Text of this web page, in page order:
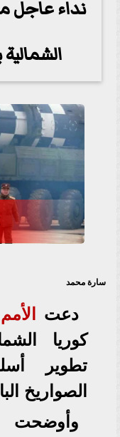
نداء عاجل
سارة محمد
دعت
كوريا
تطوير
الصواريخ
وأوضحت